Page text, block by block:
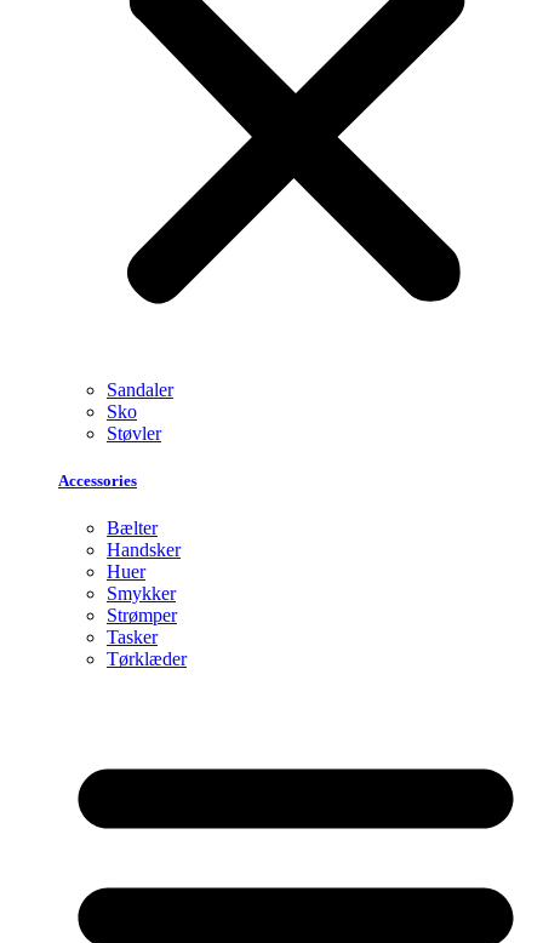
Sandaler
Sko
Støvler
Accessories
Bælter
Handsker
Huer
Smykker
Strømper
Tasker
Tørklæder